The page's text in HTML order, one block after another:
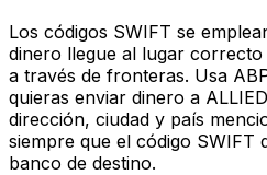
Los códigos SWIFT se
dinero llegue al lugar
a través de fronteras. Usa
quieras enviar dinero a
dirección, ciudad y país
siempre que el código SWIFT
banco de destino.